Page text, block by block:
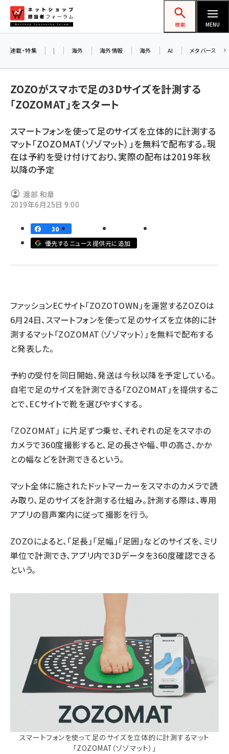
ン
ネットショップ担当者フォーラム
検索 MENU
yahoo (1899)
楽天 (1871)
ecbeing (1207)
アスクル (1117)
base (1071)
ビィ・フォアード (773)
revico (739)
連載・特集 | 海外 海外情報 海外 AI メタバース
ZOZOがスマホで足の3Dサイズを計測する
「ZOZOMAT」をスタート
スマートフォンを使って足のサイズを立体的に計測する
マット「ZOZOMAT（ゾゾマット）」を無料で配布する。現
在は予約を受け付けており、実際の配布は2019年秋
以降の予定
渡部 和章
2019年6月25日 9:00
30
優先するニュース提供元に追加
ファッションECサイト「ZOZOTOWN」を運営するZOZOは
6月24日、スマートフォンを使って足のサイズを立体的に計
測するマット「ZOZOMAT（ゾゾマット）」を無料で配布する
と発表した。
予約の受付を同日開始、発送は今秋以降を予定している。
自宅で足のサイズを計測できる「ZOZOMAT」を提供するこ
とで、ECサイトで靴を選びやすくする。
「ZOZOMAT」 に片足ずつ乗せ、それぞれの足をスマホの
カメラで360度撮影すると、足の長さや幅、甲の高さ、かか
との幅などを計測できるという。
マット全体に施されたドットマーカーをスマホのカメラで読
み取り、足のサイズを計測する仕組み。計測する際は、専用
アプリの音声案内に従って撮影を行う。
ZOZOによると、「足長」「足幅」「足囲」などのサイズを、ミリ
単位で計測でき、アプリ内で3Dデータを360度確認できる
という。
スマートフォンを使って足のサイズを立体的に計測するマット
「ZOZOMAT（ゾゾマット）」